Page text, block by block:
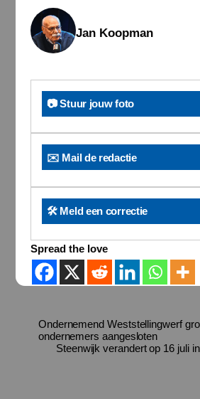
Jan Koopman
📷 Stuur jouw foto
✉️ Mail de redactie
🛠️ Meld een correctie
Spread the love
Ondernemend Weststellingwerf
ondernemers aangesloten
Steenwijk verandert op 16 juli